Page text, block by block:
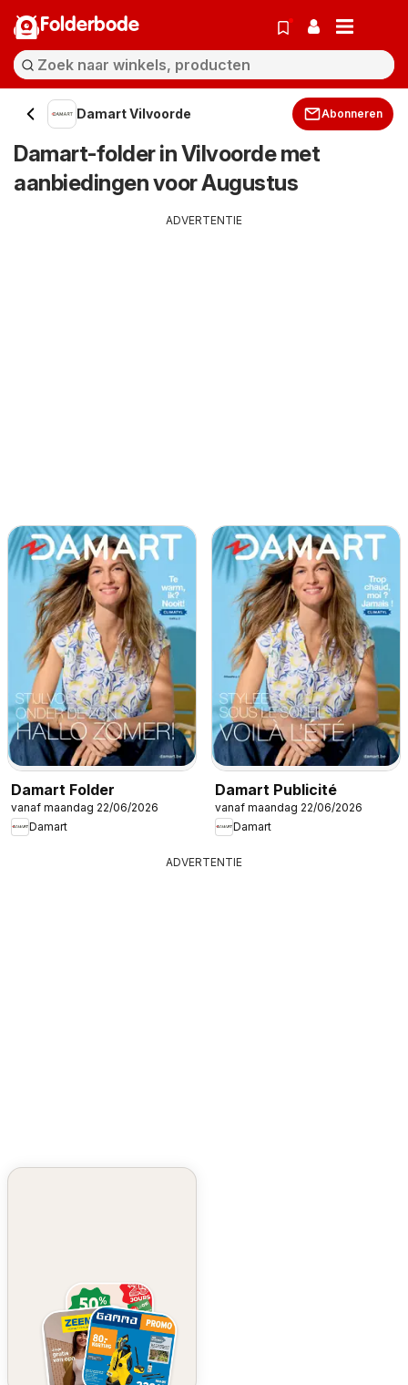
Folderbode
Damart Vilvoorde Abonneren
Damart-folder in Vilvoorde met
aanbiedingen voor Augustus
ADVERTENTIE
Damart Folder
vanaf maandag 22/06/2026
Damart
Damart Publicité
vanaf maandag 22/06/2026
Damart
ADVERTENTIE